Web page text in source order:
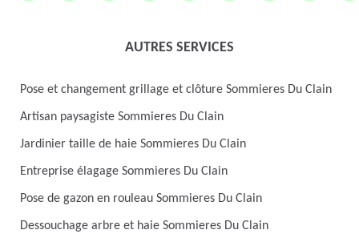
AUTRES SERVICES
Pose et changement grillage et clôture Sommieres Du Clain
Artisan paysagiste Sommieres Du Clain
Jardinier taille de haie Sommieres Du Clain
Entreprise élagage Sommieres Du Clain
Pose de gazon en rouleau Sommieres Du Clain
Dessouchage arbre et haie Sommieres Du Clain